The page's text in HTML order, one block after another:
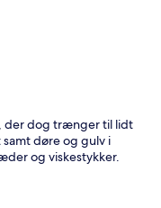
der dog trænger til lidt
døre og gulv i
og viskestykker.